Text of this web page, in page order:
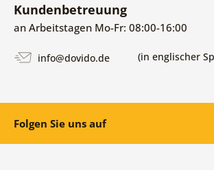
Kundenbetreuung
an Arbeitstagen Mo-Fr: 08:00-16:00
info@dovido.de (in englischer
Folgen Sie uns auf